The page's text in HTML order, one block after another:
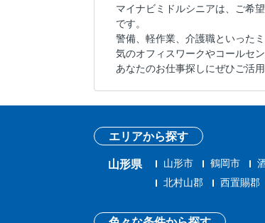
マイナビミドルシニアは、ご希
です。
警備、軽作業、介護職といった
気のオフィスワークやコールセ
あなたのお仕事探しにぜひご活用
エリアから探す
山形県 山形市 鶴岡市
北村山郡
西置賜郡